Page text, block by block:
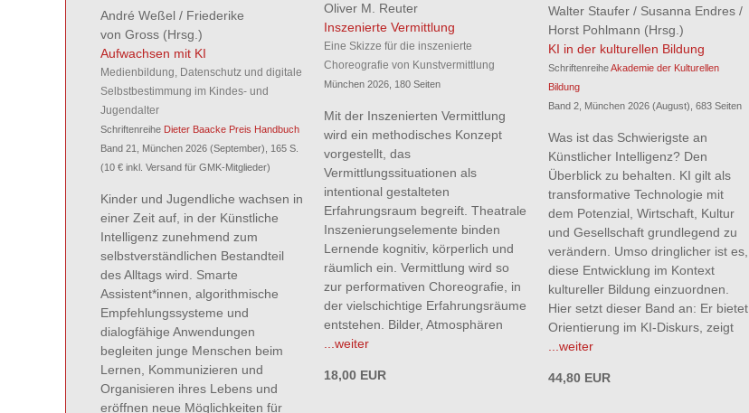
André Weßel / Friederike
von Gross(Hrsg.)
Aufwachsen mit KI
Medienbildung, Datenschutz und digitale
Selbstbestimmung im Kindes- und
Jugendalter
Schriftenreihe Dieter Baacke Preis Handbuch
Band 21, München 2026 (September), 165 S.
(10 € inkl. Versand für GMK-Mitglieder)
Kinder und Jugendliche wachsen in
einer Zeit auf, in der Künstliche
Intelligenz zunehmend zum
selbstverständlichen Bestandteil
des Alltags wird. Smarte
Assistent*innen, algorithmische
Empfehlungssysteme und
dialogfähige Anwendungen
begleiten junge Menschen beim
Lernen, Kommunizieren und
Organisieren ihres Lebens und
eröffnen neue Möglichkeiten für
Oliver M. Reuter
Inszenierte Vermittlung
Eine Skizze für die inszenierte
Choreografie von Kunstvermittlung
München 2026, 180 Seiten
Mit der Inszenierten Vermittlung
wird ein methodisches Konzept
vorgestellt, das
Vermittlungssituationen als
intentional gestalteten
Erfahrungsraum begreift. Theatrale
Inszenierungselemente binden
Lernende kognitiv, körperlich und
räumlich ein. Vermittlung wird so
zur performativen Choreografie, in
der vielschichtige Erfahrungsräume
entstehen. Bilder, Atmosphären
...weiter
18,00 EUR
Walter Staufer/ Susanna Endres/
Horst Pohlmann (Hrsg.)
KI in der kulturellen Bildung
SchriftenreiheAkademie der Kulturellen
Bildung
Band 2, München 2026 (August), 683 Seiten
Was ist das Schwierigste an
Künstlicher Intelligenz? Den
Überblick zu behalten. KI gilt als
transformative Technologie mit
dem Potenzial, Wirtschaft, Kultur
und Gesellschaft grundlegend zu
verändern. Umso dringlicher ist es,
diese Entwicklung im Kontext
kultureller Bildung einzuordnen.
Hier setzt dieser Band an: Er bietet
Orientierung im KI-Diskurs, zeigt
...weiter
44,80 EUR